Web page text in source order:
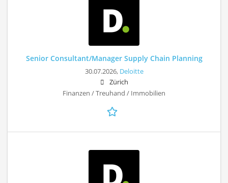
Senior Consultant/Manager Supply Chain Planning
30.07.2026, Deloitte
Zürich
Finanzen / Treuhand / Immobilien